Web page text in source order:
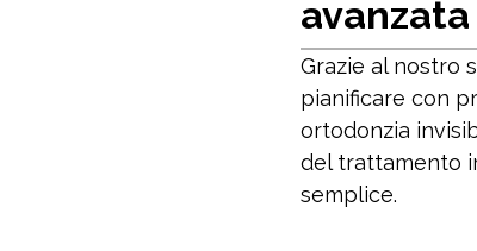
avanzata
Grazie al nostro
pianificare con
ortodonzia
del trattamento
semplice.